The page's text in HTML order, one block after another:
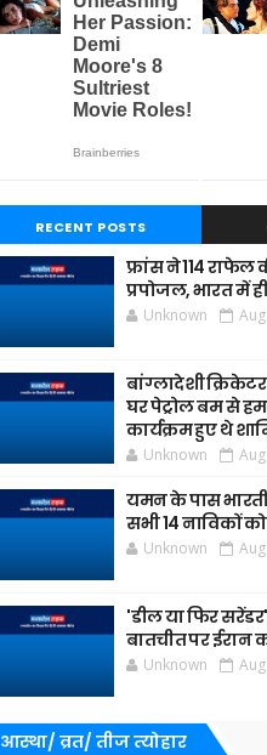
RECENT POSTS
फ्रांस ने 114
प्रपोजल, भारत में
Unknown
बांग्लादेशी
घर पेट्रोल बम से
कार्यक्रम हुए थे
Unknown
यमन के पास
सभी 14 नाविकों
Unknown
'डील या फिर
बातचीत पर ईरान
Unknown
आस्था/ व्रत/ तीज त्‍योहार